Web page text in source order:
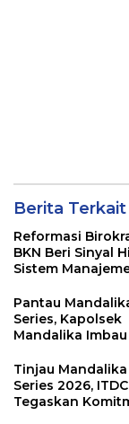
Berita Terkait
Reformasi
BKN Beri Sinyal
Sistem
Pantau
Series, Kapolsek
Mandalika
Sirkuit, Bukan
Tinjau
Series 2026, ITDC
Tegaskan